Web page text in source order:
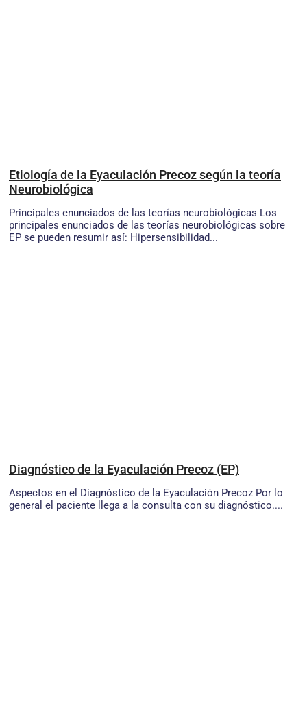
Etiología de la Eyaculación Precoz según la teoría
Neurobiológica
Principales enunciados de las teorías neurobiológicas Los
principales enunciados de las teorías neurobiológicas sobre
EP se pueden resumir así: Hipersensibilidad...
Diagnóstico de la Eyaculación Precoz (EP)
Aspectos en el Diagnóstico de la Eyaculación Precoz Por lo
general el paciente llega a la consulta con su diagnóstico....